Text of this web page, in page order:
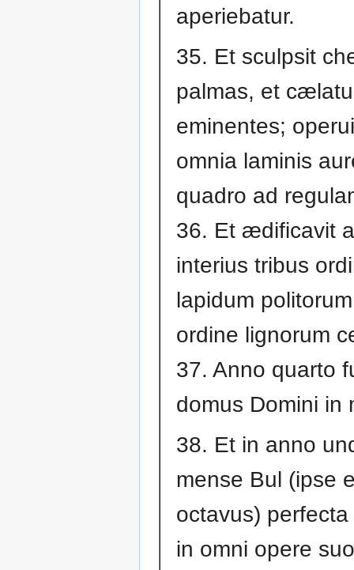
aperiebatur.
35. Et sculpsit
palmas, et
eminentes;
omnia laminis
quadro ad
36. Et ædificavit
interius tribus
lapidum
ordine lignorum
37. Anno quarto
domus Domini in
38. Et in anno
mense Bul (ipse
octavus)
in omni opere